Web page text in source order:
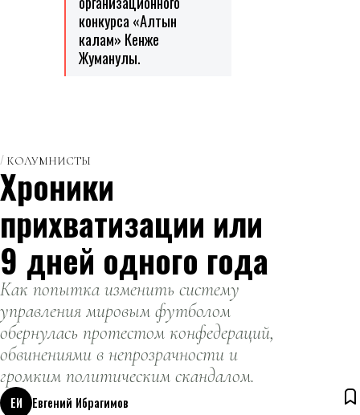
конкурса «Алтын
калам» Кенже
Жуманулы.
КОЛУМНИСТЫ
Хроники
прихватизации или
9 дней одного года
Как попытка изменить систему
управления мировым футболом
обернулась протестом конфедераций,
обвинениями в непрозрачности и
громким политическим скандалом.
ЕИ
Евгений Ибрагимов